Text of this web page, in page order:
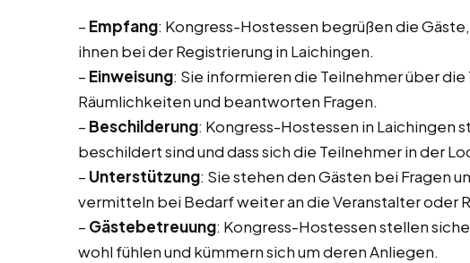
– Empfang: Kongress-Hostessen begrüßen die
ihnen bei der Registrierung in Laichingen.
– Einweisung: Sie informieren die Teilnehmer über die
Räumlichkeiten und beantworten Fragen.
– Beschilderung: Kongress-Hostessen in Laichingen
beschildert sind und dass sich die Teilnehmer in der
– Unterstützung: Sie stehen den Gästen bei Fragen
vermitteln bei Bedarf weiter an die Veranstalter oder
– Gästebetreuung: Kongress-Hostessen stellen
wohl fühlen und kümmern sich um deren Anliegen.